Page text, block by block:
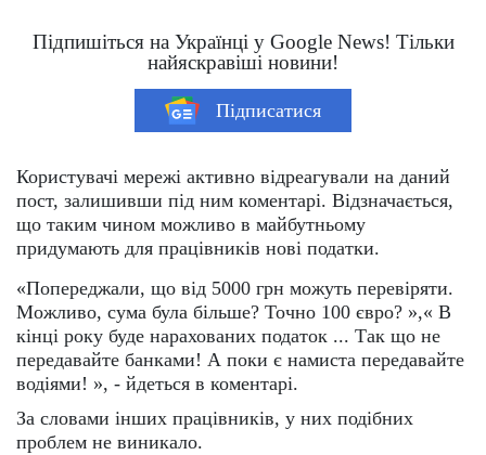
Підпишіться на Українці у Google News! Тільки
найяскравіші новини!
Підписатися
Користувачі мережі активно відреагували на даний
пост, залишивши під ним коментарі. Відзначається,
що таким чином можливо в майбутньому
придумають для працівників нові податки.
«Попереджали, що від 5000 грн можуть перевіряти.
Можливо, сума була більше? Точно 100 євро? »,« В
кінці року буде нарахованих податок ... Так що не
передавайте банками! А поки є намиста передавайте
водіями! », - йдеться в коментарі.
За словами інших працівників, у них подібних
проблем не виникало.